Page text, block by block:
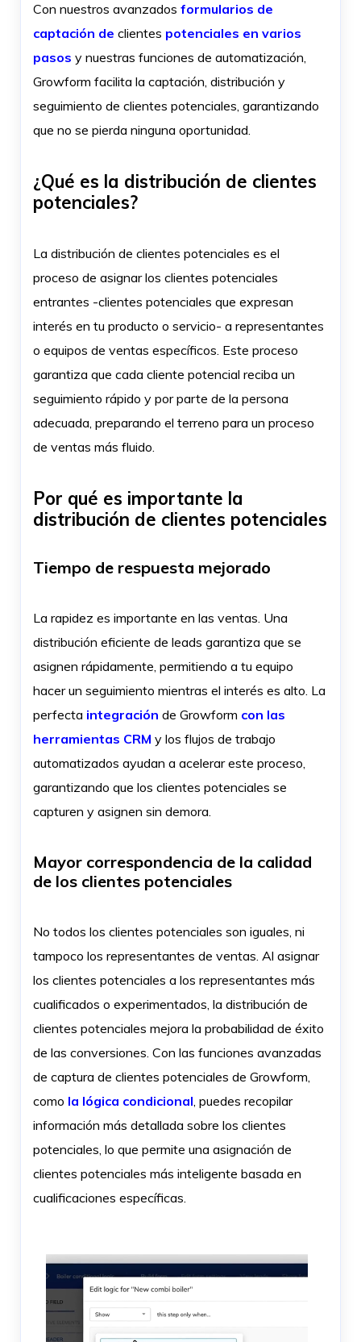
Con nuestros avanzados formularios de
captación de clientes potenciales en varios
pasos y nuestras funciones de automatización,
Growform facilita la captación, distribución y
seguimiento de clientes potenciales, garantizando
que no se pierda ninguna oportunidad.
¿Qué es la distribución de clientes
potenciales?
La distribución de clientes potenciales es el
proceso de asignar los clientes potenciales
entrantes -clientes potenciales que expresan
interés en tu producto o servicio- a representantes
o equipos de ventas específicos. Este proceso
garantiza que cada cliente potencial reciba un
seguimiento rápido y por parte de la persona
adecuada, preparando el terreno para un proceso
de ventas más fluido.
Por qué es importante la
distribución de clientes potenciales
Tiempo de respuesta mejorado
La rapidez es importante en las ventas. Una
distribución eficiente de leads garantiza que se
asignen rápidamente, permitiendo a tu equipo
hacer un seguimiento mientras el interés es alto. La
perfecta integración de Growform con las
herramientas CRM y los flujos de trabajo
automatizados ayudan a acelerar este proceso,
garantizando que los clientes potenciales se
capturen y asignen sin demora.
Mayor correspondencia de la calidad
de los clientes potenciales
No todos los clientes potenciales son iguales, ni
tampoco los representantes de ventas. Al asignar
los clientes potenciales a los representantes más
cualificados o experimentados, la distribución de
clientes potenciales mejora la probabilidad de éxito
de las conversiones. Con las funciones avanzadas
de captura de clientes potenciales de Growform,
como la lógica condicional, puedes recopilar
información más detallada sobre los clientes
potenciales, lo que permite una asignación de
clientes potenciales más inteligente basada en
cualificaciones específicas.